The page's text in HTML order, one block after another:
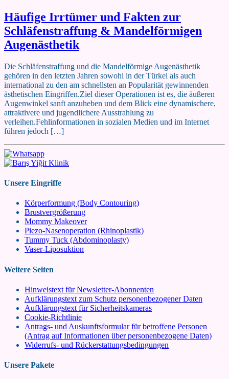
Häufige Irrtümer und Fakten zur
Schläfenstraffung & Mandelförmigen
Augenästhetik
Die Schläfenstraffung und die Mandelförmige Augenästhetik
gehören in den letzten Jahren sowohl in der Türkei als auch
international zu den am schnellsten an Popularität gewinnenden
ästhetischen Eingriffen.Ziel dieser Operationen ist es, die äußeren
Augenwinkel sanft anzuheben und dem Blick eine dynamischere,
attraktivere und jugendlichere Ausstrahlung zu
verleihen.Fehlinformationen in sozialen Medien und im Internet
führen jedoch […]
Unsere Eingriffe
Körperformung (Body Contouring)
Brustvergrößerung
Mommy Makeover
Piezo-Nasenoperation (Rhinoplastik)
Tummy Tuck (Abdominoplasty)
Vaser-Liposuktion
Weitere Seiten
Hinweistext für Newsletter-Abonnenten
Aufklärungstext zum Schutz personenbezogener Daten
Aufklärungstext für Sicherheitskameras
Cookie-Richtlinie
Antrags- und Auskunftsformular für betroffene Personen
(Antrag auf Informationen über personenbezogene Daten)
Widerrufs- und Rückerstattungsbedingungen
Unsere Pakete